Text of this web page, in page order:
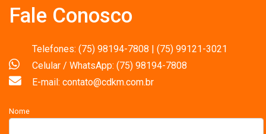
Fale Conosco
Telefones: (75) 98194-7808 | (75) 99121-3021
Celular / WhatsApp: (75) 98194-7808
E-mail: contato@cdkm.com.br
Nome